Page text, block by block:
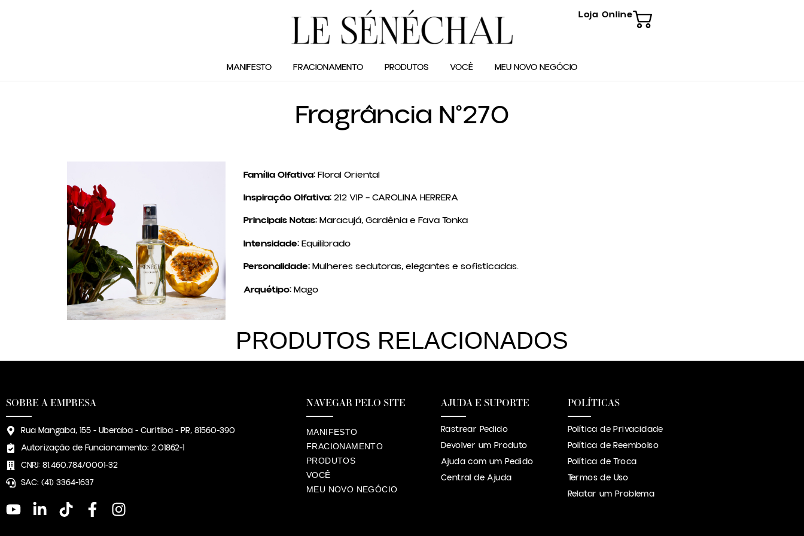
Loja Online
MANIFESTO FRACIONAMENTO PRODUTOS VOCÊ MEU NOVO NEGÓCIO
Fragrância N°270
Família Olfativa:Floral Oriental
Inspiração Olfativa:212 VIP – CAROLINA HERRERA
Principais Notas:Maracujá, Gardênia e Fava Tonka
Intensidade:Equilibrado
Personalidade:Mulheres sedutoras, elegantes e sofisticadas.
Arquétipo:Mago
PRODUTOS RELACIONADOS
SOBRE A EMPRESA
Rua Mangaba, 155 - Uberaba - Curitiba - PR, 81560-390
Autorização de Funcionamento: 2.01862-1
CNPJ: 81.460.784/0001-32
SAC: (41) 3364-1637
NAVEGAR PELO SITE
MANIFESTO
FRACIONAMENTO
PRODUTOS
VOCÊ
MEU NOVO NEGÓCIO
AJUDA E SUPORTE
Rastrear Pedido
Devolver um Produto
Ajuda com um Pedido
Central de Ajuda
POLÍTICAS
Política de Privacidade
Política de Reembolso
Política de Troca
Termos de Uso
Relatar um Problema